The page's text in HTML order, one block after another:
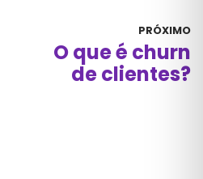
PRÓXIMO
O que é churn
de clientes?